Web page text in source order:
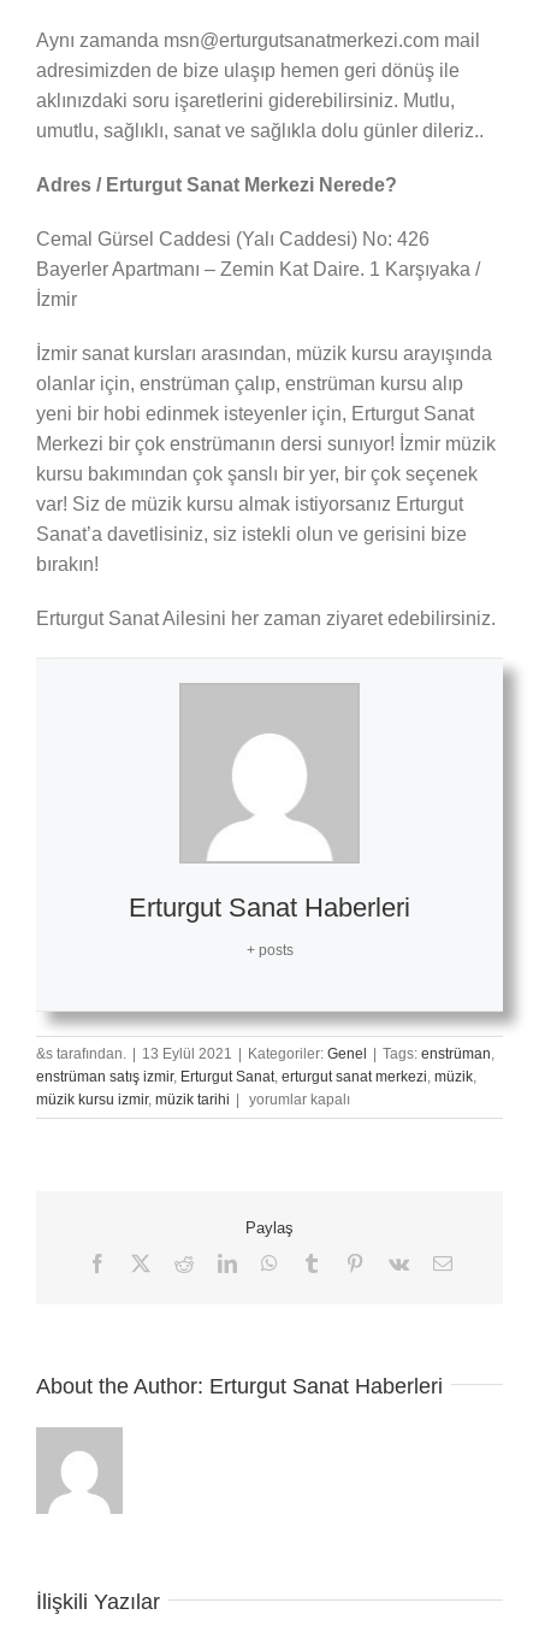
Aynı zamanda msn@erturgutsanatmerkezi.com mail
adresimizden de bize ulaşıp hemen geri dönüş ile
aklınızdaki soru işaretlerini giderebilirsiniz. Mutlu,
umutlu, sağlıklı, sanat ve sağlıkla dolu günler dileriz..
Adres / Erturgut Sanat Merkezi Nerede?
Cemal Gürsel Caddesi (Yalı Caddesi) No: 426
Bayerler Apartmanı – Zemin Kat Daire. 1 Karşıyaka /
İzmir
İzmir sanat kursları arasından, müzik kursu arayışında
olanlar için, enstrüman çalıp, enstrüman kursu alıp
yeni bir hobi edinmek isteyenler için, Erturgut Sanat
Merkezi bir çok enstrümanın dersi sunıyor! İzmir müzik
kursu bakımından çok şanslı bir yer, bir çok seçenek
var! Siz de müzik kursu almak istiyorsanız Erturgut
Sanat’a davetlisiniz, siz istekli olun ve gerisini bize
bırakın!
Erturgut Sanat Ailesini her zaman ziyaret edebilirsiniz.
Erturgut Sanat Haberleri
+ posts
&s tarafından. 13 Eylül 2021 Kategoriler: Genel Tags: enstrüman,
enstrüman satış izmir, Erturgut Sanat, erturgut sanat merkezi, müzik,
müzik kursu izmir, müzik tarihi
8
Tuhaf
yorumlar kapalı
Paylaş
Facebook RedditLinkedInWhatsApp
Tumblr Pinterest
Vk
E-
About the Author: Erturgut Sanat Haberleri
İlişkili Yazılar